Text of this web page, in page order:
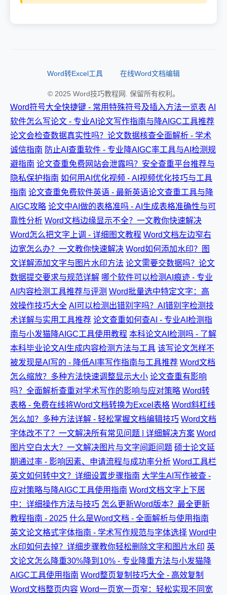
Word转Excel工具 在线Word文档编辑
© 2025 Word技巧教程网. 保留所有权利。
Word符号大全快捷键 - 常用特殊符号及插入方法一览表 AI
软件怎么写论文 - 专业AI论文写作指南与降AIGC工具推荐
论文会检查数据真实性吗？论文数据核查全面解析 - 学术
诚信指南 防止AI查重软件 - 专业降AIGC率工具与AI检测规
避指南 论文查重免费网站会泄露吗？安全查重平台推荐与
隐私保护指南 如何用AI优化视频 - AI视频优化技巧与工具
指南 论文查重免费软件英语 - 最新英语论文查重工具与降
AIGC攻略 论文中AI做的表格准吗 - AI生成表格准确性与可
靠性分析 Word文档边缘显示不全？一文教你快速解决
Word怎么把文字上调 - 详细图文教程 Word文档左边窄右
边宽怎么办？一文教你快速解决 Word如何添加水印？图
文详解添加文字与图片水印方法 论文需要交数据吗？论文
数据提交要求与规范详解 哪个软件可以检测AI痕迹 - 专业
AI内容检测工具推荐与评测 Word批量选中特定文字：高
效操作技巧大全 AI可以检测出错别字吗？AI错别字检测技
术详解与实用工具推荐 论文查重如何查AI - 专业AI检测指
南与小发猫降AIGC工具使用教程 本科论文AI检测吗 - 了解
本科毕业论文AI生成内容检测方法与工具 该写论文怎样不
被发现是AI写的 - 降低AI率写作指南与工具推荐 Word文档
怎么缩放？多种方法快速调整显示大小 论文查重有影响
吗？全面解析查重对学术写作的影响与应对策略 Word转
表格 - 免费在线将Word文档转换为Excel表格 Word斜杠线
怎么加？多种方法详解 - 轻松掌握文档编辑技巧 Word文档
字体改不了？一文解决所有常见问题 | 详细解决方案 Word
图片空白太大？一文解决图片与文字间距问题 硕士论文延
期通过率 - 影响因素、申请流程与成功率分析 Word工具栏
英文如何转中文？详细设置步骤指南 大学生AI写作被查 -
应对策略与降AIGC工具使用指南 Word文档文字上下居
中：详细操作方法与技巧 怎么更新Word版本？最全更新
教程指南 - 2025 什么是Word文档 - 全面解析与使用指南
英文论文格式字体指南 - 学术写作规范与字体选择 Word中
水印如何去掉？详细步骤教你轻松删除文字和图片水印 英
文论文怎么降重30%降到10% - 专业降重方法与小发猫降
AIGC工具使用指南 Word整页复制技巧大全 - 高效复制
Word文档整页内容 Word一页宽一页窄：轻松实现不同宽